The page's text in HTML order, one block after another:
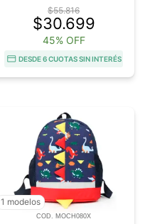
$55.816
$30.699
45% OFF
DESDE 6 CUOTAS SIN INTERÉS
1 modelos
COD. MOCH080X